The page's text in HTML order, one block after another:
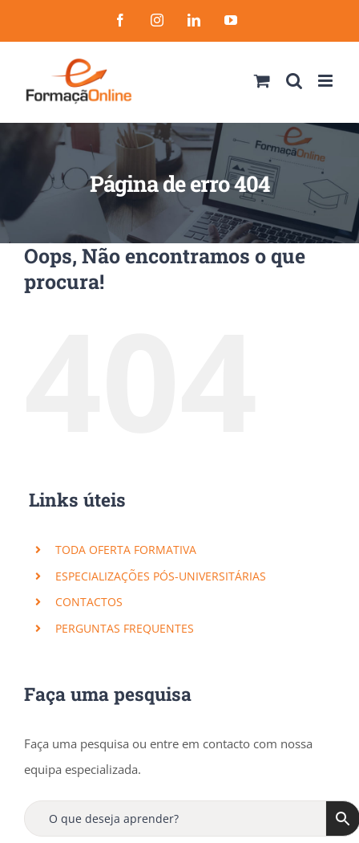
to
FacebookInstagramLinkedInYouTube
Página de erro 404
Oops, Não encontramos o que
procura!
Links úteis
TODA OFERTA FORMATIVA
ESPECIALIZAÇÕES PÓS-UNIVERSITÁRIAS
CONTACTOS
PERGUNTAS FREQUENTES
Faça uma pesquisa
Faça uma pesquisa ou entre em contacto com nossa
equipa especializada.